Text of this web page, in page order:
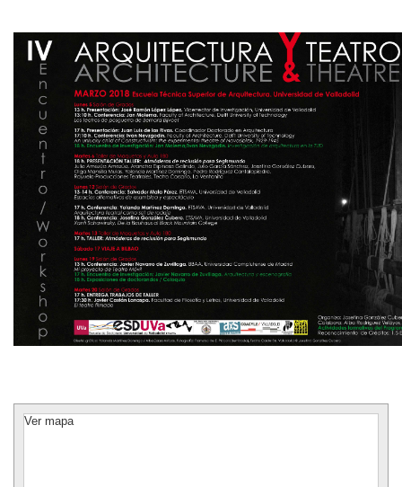
Ver mapa